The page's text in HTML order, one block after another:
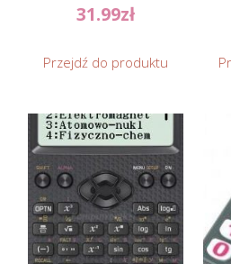
31.99zł
Przejdź do produktu